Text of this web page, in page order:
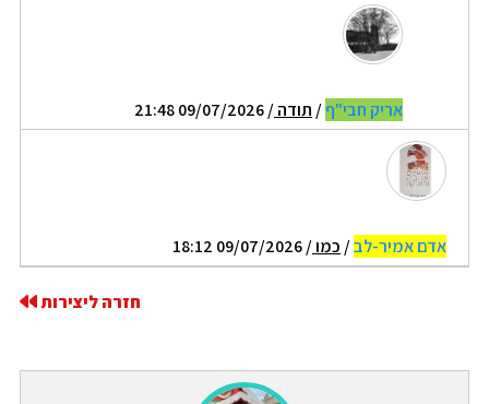
אריק חבי"ף/ תודה/ 09/07/2026 21:48
אדם אמיר-לב/ כמו/ 09/07/2026 18:12
חזרה ליצירות